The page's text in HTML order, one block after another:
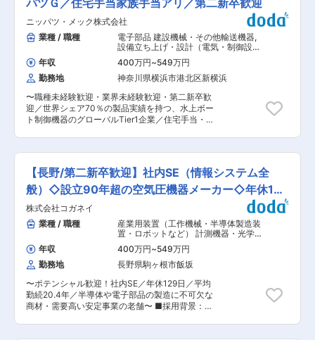
成：80名の運転士が活躍中です ■今後の目標：
コロナ明けの影響もあり、貸切バス（団体旅行/修
学旅行/社員旅行等）の需要が高まっております。
貸切バス事業に引き続き注力し。売上増加を目標
許取得（費用全額会社負担）→路線バス運転によ
り運転技術向上→スキルに応じて貸切バスや高速
バス運転担当へステップアップ(運転練習やコース
研修を実施します) ■評価制度： 勤務態度や運転
技術が評価対象となります。 ■仕事の魅力： 通
勤や通学、日々の移動手段など地域の皆様への貢
の皆さんの足として活用される事で地域貢献して
いる充実感を味わって頂けます。
す。 清掃業務がはじめての方はまず清掃の実務か
らスタート！徐々に管理業務を覚えて頂きます。
・予め決められたスケジュールに基づいて、院内
（共有部分、トイレ、診察室など院内全体）の清
掃 ┗拭き掃除、掃き掃除、ゴミの収集など ・清
掃部分のチェック ・シフト調整 ・病院との打ち
合わせ参加（月1回） ・業務統一化のための教育
■入社後の流れ： 入社後清掃に関する外部研修
（東京にて1〜2日）を受講頂きます。 必要に応じ
て病院清掃の資格も取得頂きます。 実務について
は、現場で既存メンバーより教育致します。 ■組
織体制・募集背景： パート社員10〜15名 現状管
ついて： 当社と長期間取引のある昭和伊南総合病
院にて勤務頂きます。 直行直帰のため、当社事務
所へ立ち寄る必要はありません。 3年後に建て替
えを予定しているため、就業場所が変わる可能性
がございます。 現所在地：長野県駒ヶ根市赤穂
1019-2 ■当社・ポジションについて： 豊富な実
績から生まれたノウハウを生かし、ビル・マンシ
ョン・店舗・ホテル・工場・オフィスなどの様々
な施設の清掃を行っております。当社には、全国
ビルメンテナンス協会公認講師が在籍しており、
定期的に社内講習会を開くことによって、質の高
い環境を作り上げております。 今回は病院での清
掃〜管理業務の募集ですが、現任者があと2,3年
り、未経験でもクリーニングのプロを目指すこと
パツＧ／住宅手当家族手当アリ／第二新卒歓迎
ニッパツ・メック株式会社
業種 / 職種
電子部品 建設機械・その他輸送機器,
設備立ち上げ・設計（電気・制御設
計） 電気設計（工作機械・装置・設
備・制御盤など）
年収 400万円~549万円
勤務地
神奈川県横浜市港北区新横浜
〜職種未経験歓迎・業界未経験歓迎・第二新卒歓
迎／世界シェア70％の製品実績を持つ、水上ボー
ト制御機器のグローバルTier1企業／住宅手当・家
たる取引関係／水上モビリティ領域で世界トップ
クラスのシェアを有するメーカー】 ・同社は、マ
リンレジャーボート向け制御機器の開発・製造を
行うTier1企業であり、自動車におけるハンドルや
ブレーキに相当する重要機能を担う製品を提供し
ています。 ・同社の製品は、海・河川・湖といっ
た世界各地の水域で広く使用されており、特に船
外機用メカニカルリモコン分野において高いグロ
ーバルシェアを確立しています。コクピットに配
置され、ユーザーが直接操作する中核部品として
重要な役割を果たしています。 ・大手エンジンメ
ーカー各社と長期にわたり安定した取引実績を有
し、主力分野である機構制御装置において世界ト
ップクラスのポジションを維持しています。 ■担
当業務： 駒ケ根工場の製造設備に関わる業務をご
担当いただきます。顧客が工場を訪問した時の対
【長野/第二新卒歓迎】社内SE（情報システム全
般）◇設立90年超の空気圧機器メーカー◇年休129
日
株式会社コガネイ
業種 / 職種
産業用装置（工作機械・半導体製造装
置・ロボットなど） 計測機器・光学機
器・精密機器・分析機器
発・運用（アプリ担当） システム構
築・運用（インフラ担当）
年収 400万円~549万円
勤務地
長野県駒ヶ根市飯坂
〜ポテンシャル歓迎！社内SE／年休129日／平均
勤続20.4年／半導体や電子部品の製造に不可欠な
商材・需要高い安定事業の老舗〜 ■採用背景：